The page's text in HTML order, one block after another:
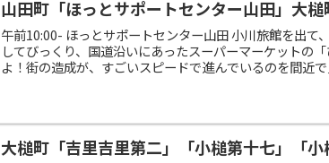
山田町「ほっとサポートセンター山田」大
午前10:00- ほっとサポートセンター山田 小川旅館を出て
してびっくり、国道沿いにあったスーパーマーケットの
よ！街の造成が、すごいスピードで進んでいるのを間近で
大槌町「吉里吉里第二」「小槌第十七」「